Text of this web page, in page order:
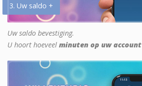
3. Uw saldo +
Uw saldo bevestiging.
U hoort hoeveel minuten op uw account